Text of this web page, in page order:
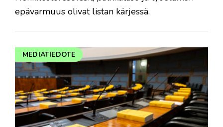
epävarmuus olivat listan kärjessä.
MEDIATIEDOTE